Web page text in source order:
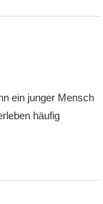
ein junger Mensch
häufig